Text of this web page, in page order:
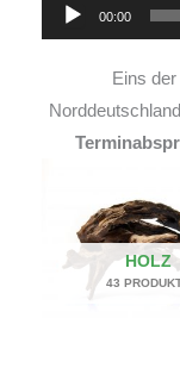
00:00
Eins
HOLZ
43